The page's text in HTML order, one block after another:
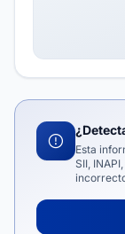
Esta
SII,